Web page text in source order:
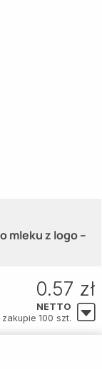
mleku z logo –
0.57 zł
NETTO
100 szt.